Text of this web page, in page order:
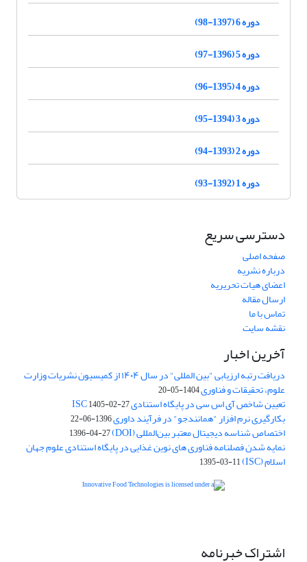
دوره 6 (1397-98)
دوره 5 (1396-97)
دوره 4 (1395-96)
دوره 3 (1394-95)
دوره 2 (1393-94)
دوره 1 (1392-93)
دسترسی سریع
صفحه اصلی
درباره نشریه
اعضای هیات تحریریه
ارسال مقاله
تماس با ما
نقشه سایت
آخرین اخبار
دریافت رتبه ارزیابی "بین المللی" در سال ۱۴۰۴ از کمیسیون نشریات وزارت
علوم، تحقیقات و فناوری1404-05-20
تعیین شاخص آی اس سی در پایگاه استنادی ISC1405-02-27
بکارگیری نرم افزار "همانندجو" در فرآیند داوری1396-06-22
اختصاص شناسه دیجیتال معتبر بین‌المللی (DOI) 1396-04-27
نمایه شدن فصلنامه فناوری های نوین غذایی در پایگاه استنادی علوم جهان
اسلام (ISC) 1395-03-11
اشتراک خبرنامه